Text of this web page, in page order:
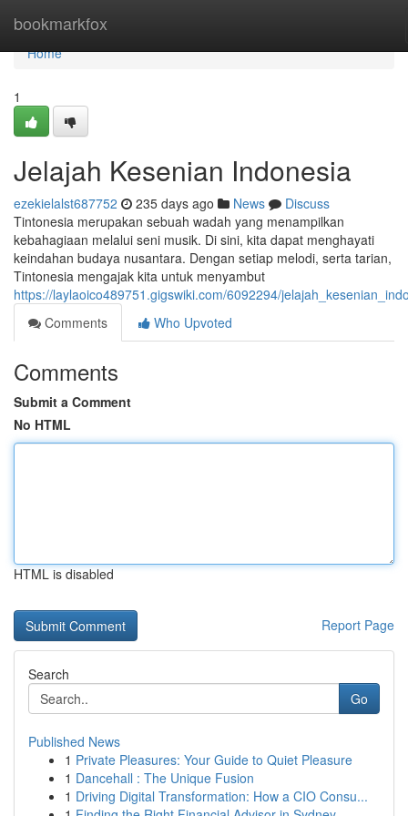
bookmarkfox
Home
Home
1
Jelajah Kesenian Indonesia
ezekielalst687752 235 days ago News
Discuss
Tintonesia merupakan sebuah wadah yang menampilkan
kebahagiaan melalui seni musik. Di sini, kita dapat menghayati
keindahan budaya nusantara. Dengan setiap melodi, serta tarian,
Tintonesia mengajak kita untuk menyambut
https://laylaoico489751.gigswiki.com/6092294/
Comments
Who Upvoted
Comments
Submit a Comment
No HTML
HTML is disabled
Report Page
Search
Go
Published News
1 Private Pleasures: Your Guide to Quiet Pleasure
1 Dancehall : The Unique Fusion
1 Driving Digital Transformation: How a CIO Consu...